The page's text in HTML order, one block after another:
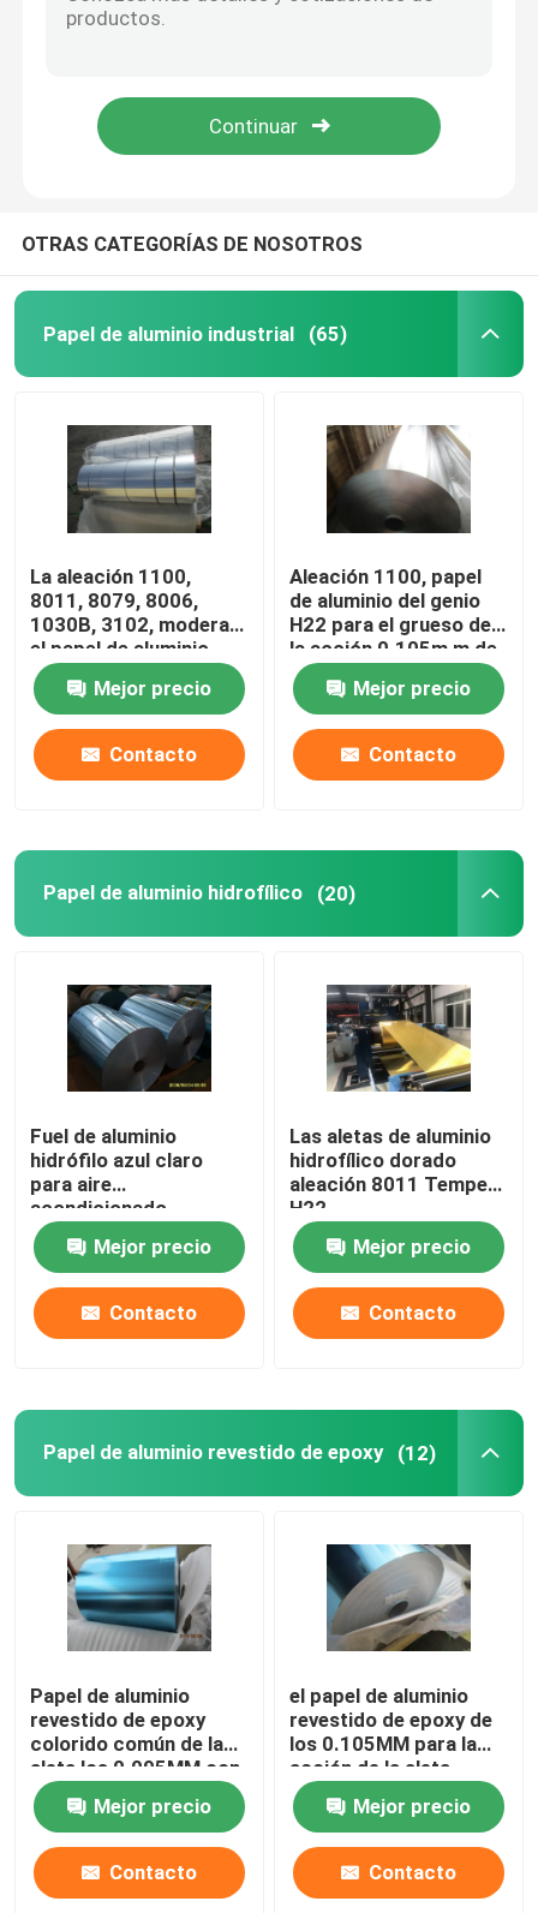
Papel de aluminio industrial
Papel de aluminio revestido de epoxy
Acción de aluminio de la aleta
Color de la bobina de aluminio recubierto
Bobina de aluminio del aire acondicionado
Hoja que suelda revestida de aluminio
OTRAS CATEGORÍAS DE NOSOTROS
Papel de aluminio industrial (65)
La aleación 1100,
8011, 8079, 8006,
1030B, 3102, modera
el papel de aluminio
H22 para la bobina de
la acción 0.09-0.6mmx
60-1200mmx de la
aleta
Mejor precio
Contacto
Aleación 1100, papel
de aluminio del genio
H22 para el grueso de
la acción 0.105m m de
la aleta, 50-1250m m
Widthx CMejor precio
Contacto
Papel de aluminio hidrofílico (20)
Fuel de aluminio
hidrófilo azul claro
para aire
acondicionado
Mejor precio
Contacto
Las aletas de aluminio
hidrofílico dorado
aleación 8011 Temper
H22
Mejor precio
Contacto
Papel de aluminio revestido de epoxy (12)
Papel de aluminio
revestido de epoxy
colorido común de la
aleta los 0.095MM con
diversa anchura
Mejor precio
Contacto
el papel de aluminio
revestido de epoxy de
los 0.105MM para la
acción de la aleta
cubrió azul/de oro
Mejor precio
Contacto